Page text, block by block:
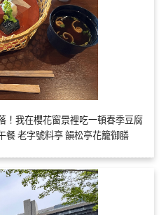
！我在櫻花窗景裡吃一頓春季豆腐
餐 老字號料亭 韻松亭花籠御膳